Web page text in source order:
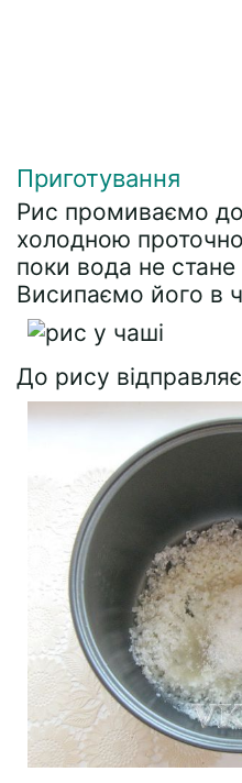
Приготування
Рис промиваємо
холодною
поки вода не
Висипаємо його в
До рису